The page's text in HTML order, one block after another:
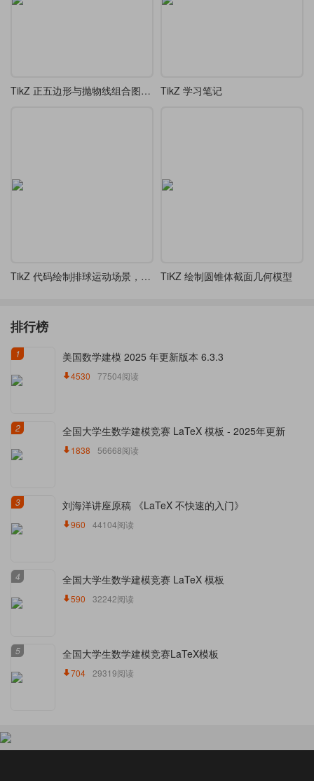
TikZ 正五边形与抛物线组合图形（类似 “花瓣” 或 “星形” 图案） TikZ 学习笔记
TikZ 代码绘制排球运动场景，包含两名运动员和排球轨迹 TiKZ 绘制圆锥体截面几何模型
排行榜
1 美国数学建模 2025 年更新版本 6.3.3
4530 77504阅读
2 全国大学生数学建模竞赛 LaTeX 模板 - 2025年更新
1838 56668阅读
3 刘海洋讲座原稿 《LaTeX 不快速的入门》
960 44104阅读
4 全国大学生数学建模竞赛 LaTeX 模板
590 32242阅读
5 全国大学生数学建模竞赛LaTeX模板
704 29319阅读